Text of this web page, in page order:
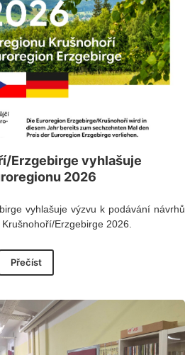
Erzgebirge vyhlašuje
2026
vyhlašuje výzvu k podávání návrhů
Erzgebirge 2026.
Přečíst